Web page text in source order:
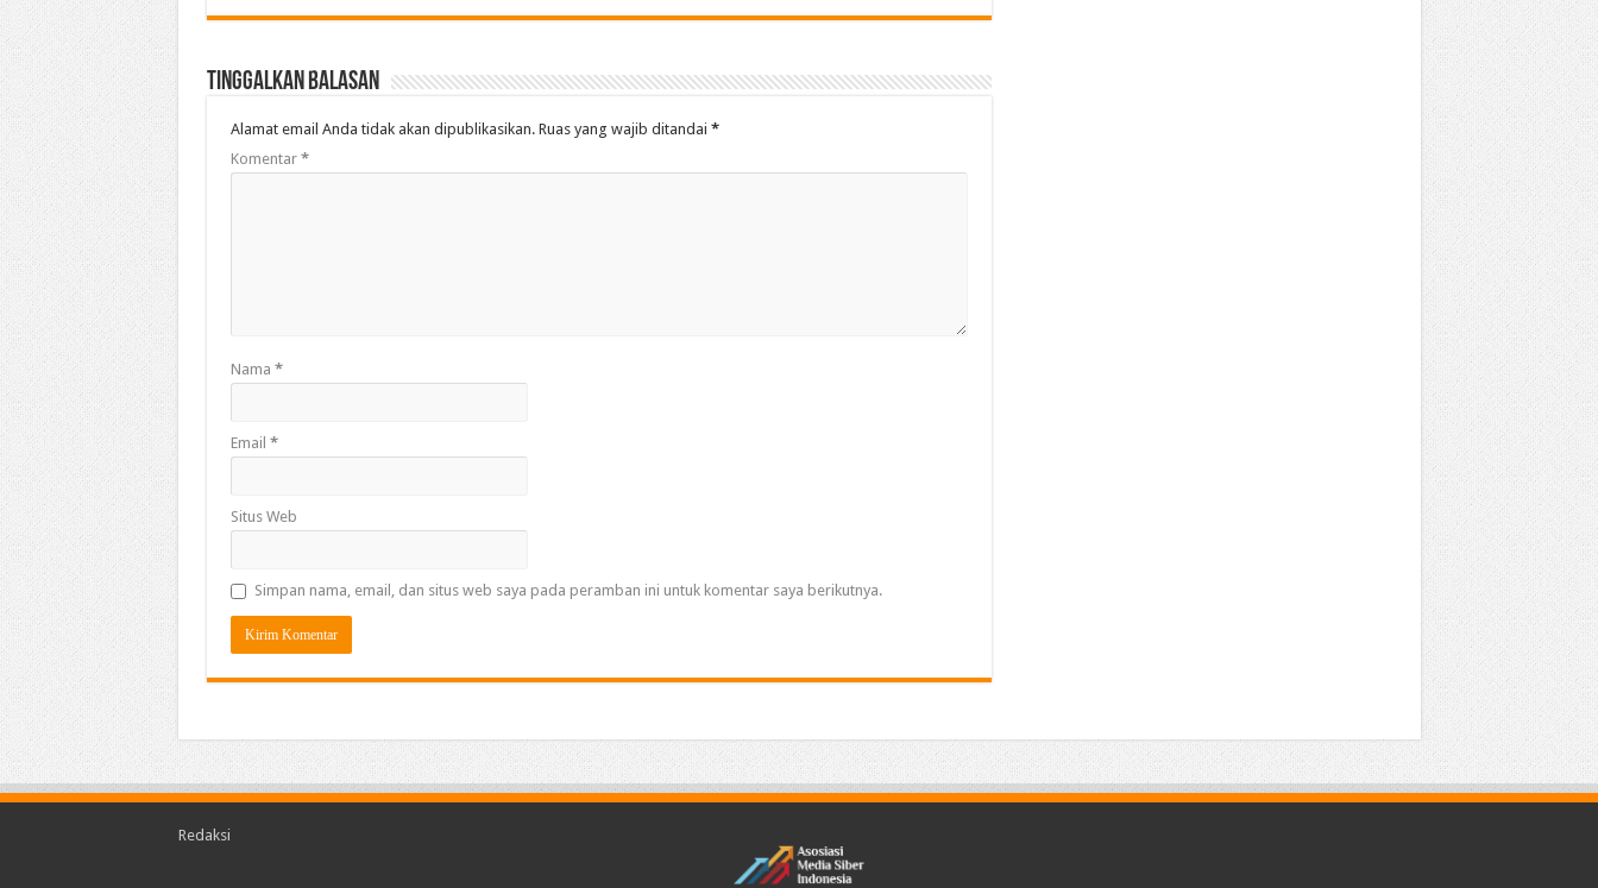
Tinggalkan Balasan
Alamat email Anda tidak akan dipublikasikan. Ruas yang wajib ditandai *
Komentar *
Nama *
Email *
Situs Web
Simpan nama, email, dan situs web saya pada peramban ini untuk komentar saya berikutnya.
Redaksi